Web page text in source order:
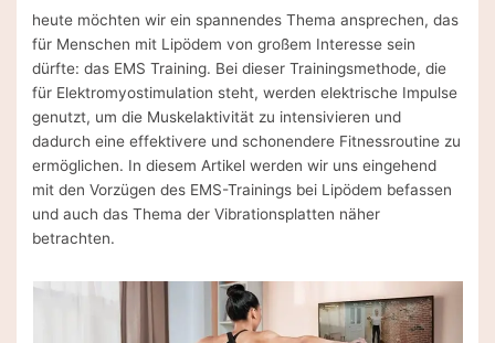
heute möchten wir ein spannendes Thema ansprechen, das
für Menschen mit Lipödem von großem Interesse sein
dürfte: das EMS Training. Bei dieser Trainingsmethode, die
für Elektromyostimulation steht, werden elektrische Impulse
genutzt, um die Muskelaktivität zu intensivieren und
dadurch eine effektivere und schonendere Fitnessroutine zu
ermöglichen. In diesem Artikel werden wir uns eingehend
mit den Vorzügen des EMS-Trainings bei Lipödem befassen
und auch das Thema der Vibrationsplatten näher
betrachten.